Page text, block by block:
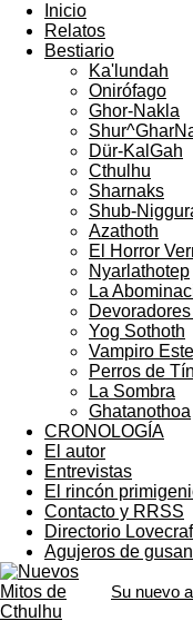
Inicio
Relatos
Bestiario
Ka'lundah
Onirófago
Ghor-Nakla
Dür-KalGah
Cthulhu
Sharnaks
Shub-
Azathoth
El Horror
Nyarlathotep
La
Yog Sothoth
Vampiro
Perros de
La Sombra
Ghatanothoa
CRONOLOGÍA
El autor
Entrevistas
El rincón
Contacto y RRSS
Directorio
Agujeros de
Su nuevo